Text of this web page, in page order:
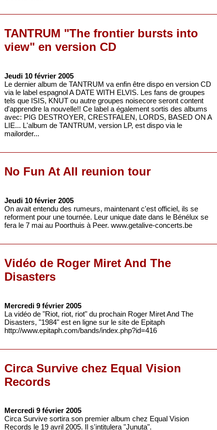
TANTRUM "The frontier bursts into
view" en version CD
Jeudi 10 février 2005
Le dernier album de TANTRUM va enfin être dispo en version CD
via le label espagnol A DATE WITH ELVIS. Les fans de groupes
tels que ISIS, KNUT ou autre groupes noisecore seront content
d'apprendre la nouvelle!! Ce label a également sortis des albums
avec: PIG DESTROYER, CRESTFALEN, LORDS, BASED ON A
LIE... L'album de TANTRUM, version LP, est dispo via le
mailorder...
No Fun At All reunion tour
Jeudi 10 février 2005
On avait entendu des rumeurs, maintenant c'est officiel, ils se
reforment pour une tournée. Leur unique date dans le Bénélux se
fera le 7 mai au Poorthuis à Peer. www.getalive-concerts.be
Vidéo de Roger Miret And The
Disasters
Mercredi 9 février 2005
La vidéo de "Riot, riot, riot" du prochain Roger Miret And The
Disasters, "1984" est en ligne sur le site de Epitaph
http://www.epitaph.com/bands/index.php?id=416
Circa Survive chez Equal Vision
Records
Mercredi 9 février 2005
Circa Survive sortira son premier album chez Equal Vision
Records le 19 avril 2005. Il s'intitulera "Junuta".